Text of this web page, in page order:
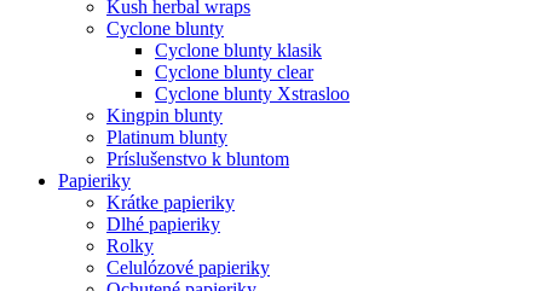
Kush herbal wraps
Cyclone blunty
Cyclone blunty klasik
Cyclone blunty clear
Cyclone blunty Xstrasloo
Kingpin blunty
Platinum blunty
Príslušenstvo k bluntom
Papieriky
Krátke papieriky
Dlhé papieriky
Rolky
Celulózové papieriky